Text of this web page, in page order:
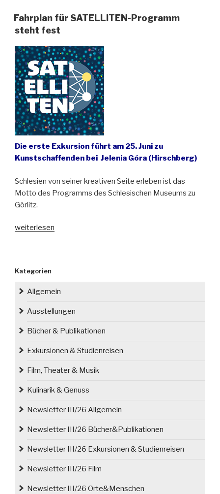
Kunst
in
Fahrplan für SATELLITEN-Programm
steht fest
Die erste Exkursion führt am 25. Juni zu
Kunstschaffenden bei Jelenia Góra (Hirschberg)
Schlesien von seiner kreativen Seite erleben ist das
Motto des Programms des Schlesischen Museums zu
Görlitz.
„Fahrplan
steht
fest“
weiterlesen
Kategorien
Allgemein
Ausstellungen
Bücher & Publikationen
Exkursionen & Studienreisen
Film, Theater & Musik
Kulinarik & Genuss
Newsletter III/26 Allgemein
Newsletter III/26 Bücher&Publikationen
Newsletter III/26 Exkursionen & Studienreisen
Newsletter III/26 Film
Newsletter III/26 Orte&Menschen